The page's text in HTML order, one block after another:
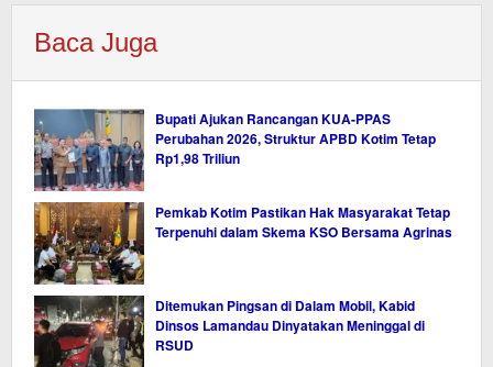
Baca Juga
Bupati Ajukan Rancangan KUA-PPAS
Perubahan 2026, Struktur APBD Kotim Tetap
Rp1,98 Triliun
Pemkab Kotim Pastikan Hak Masyarakat Tetap
Terpenuhi dalam Skema KSO Bersama Agrinas
Ditemukan Pingsan di Dalam Mobil, Kabid
Dinsos Lamandau Dinyatakan Meninggal di
RSUD